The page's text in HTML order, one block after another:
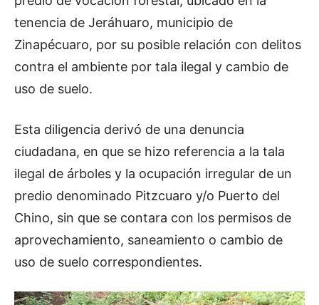
tenencia de Jeráhuaro, municipio de
Zinapécuaro, por su posible relación con delitos
contra el ambiente por tala ilegal y cambio de
uso de suelo.
Esta diligencia derivó de una denuncia
ciudadana, en que se hizo referencia a la tala
ilegal de árboles y la ocupación irregular de un
predio denominado Pitzcuaro y/o Puerto del
Chino, sin que se contara con los permisos de
aprovechamiento, saneamiento o cambio de
uso de suelo correspondientes.